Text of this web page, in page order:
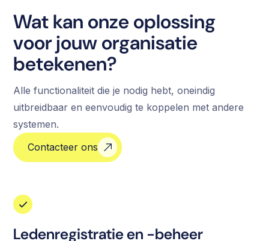
Wat kan onze oplossing
voor jouw organisatie
betekenen?
Alle functionaliteit die je nodig hebt, oneindig
uitbreidbaar en eenvoudig te koppelen met andere
systemen.
Contacteer ons
Ledenregistratie en -beheer